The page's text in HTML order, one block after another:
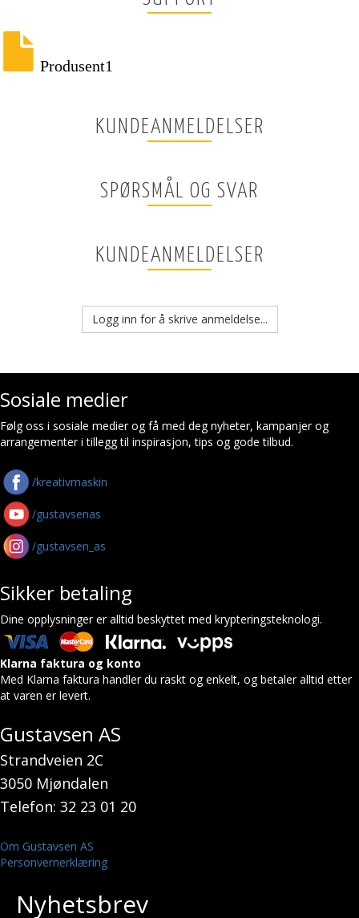
Produsent1
KUNDEANMELDELSER
SPØRSMÅL OG SVAR
KUNDEANMELDELSER
Logg inn for å skrive anmeldelse...
Sosiale medier
Følg oss i sosiale medier og få med deg nyheter, kampanjer og
arrangementer i tillegg til inspirasjon, tips og gode tilbud.
/kreativmaskin
/gustavsenas
/gustavsen_as
Sikker betaling
Dine opplysninger er alltid beskyttet med krypteringsteknologi.
Klarna faktura og konto
Med Klarna faktura handler du raskt og enkelt, og betaler alltid etter
at varen er levert.
Gustavsen AS
Strandveien 2C
3050 Mjøndalen
Telefon: 32 23 01 20
Om Gustavsen AS
Personvernerklæring
Nyhetsbrev